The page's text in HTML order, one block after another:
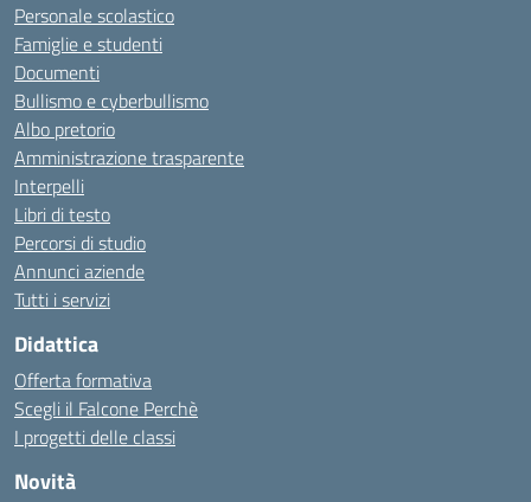
Personale scolastico
Famiglie e studenti
Documenti
Bullismo e cyberbullismo
Albo pretorio
Amministrazione trasparente
Interpelli
Libri di testo
Percorsi di studio
Annunci aziende
Tutti i servizi
Didattica
Offerta formativa
Scegli il Falcone Perchè
I progetti delle classi
Novità